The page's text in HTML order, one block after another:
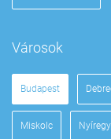
Városok
Budapest
Miskolc